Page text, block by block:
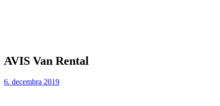
AVIS Van Rental
6. decembra 2019